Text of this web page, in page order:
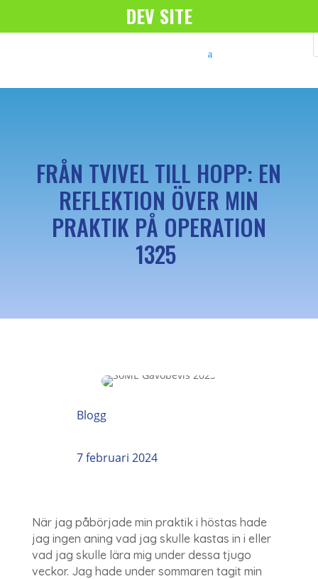
DEV SITE
FRÅN TVIVEL TILL HOPP: EN
REFLEKTION ÖVER MIN
PRAKTIK PÅ OPERATION
1325
Blogg
7 februari 2024
När jag påbörjade min praktik i höstas hade
jag ingen aning vad jag skulle kastas in i eller
vad jag skulle lära mig under dessa tjugo
veckor. Jag hade under sommaren tagit min